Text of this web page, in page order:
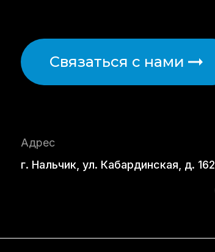
Связаться с нами
Адрес
г. Нальчик, ул. Кабардинская, д. 162